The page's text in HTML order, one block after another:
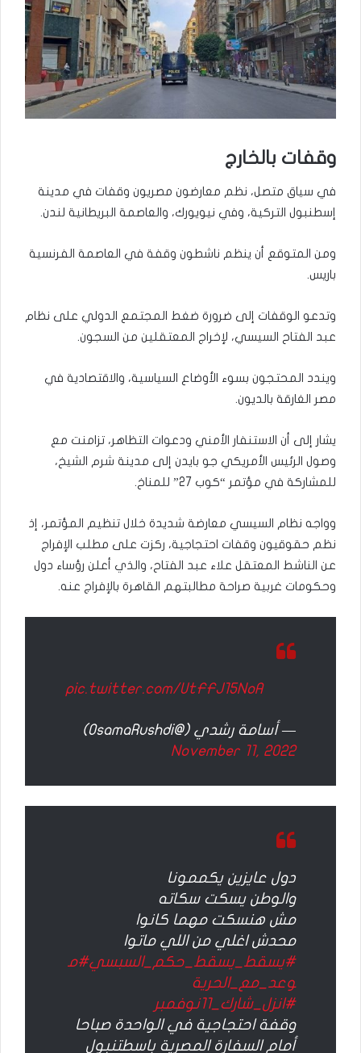
وقفات بالخارج
في سياق متصل، نظم معارضون مصريون وقفات في مدينة
إسطنبول التركية، وفي نيويورك، والعاصمة البريطانية لندن.
ومن المتوقع أن ينظم ناشطون وقفة في العاصمة الفرنسية
باريس.
وتدعو الوقفات إلى ضرورة ضغط المجتمع الدولي على نظام
عبد الفتاح السيسي، لإخراج المعتقلين من السجون.
ويندد المحتجون بسوء الأوضاع السياسية، والاقتصادية في
مصر الغارقة بالديون.
يشار إلى أن الاستنفار الأمني ودعوات التظاهر، تزامنت مع
وصول الرئيس الأمريكي جو بايدن إلى مدينة شرم الشيخ،
للمشاركة في مؤتمر “كوب 27” للمناخ.
وواجه نظام السيسي معارضة شديدة خلال تنظيم المؤتمر، إذ
نظم حقوقيون وقفات احتجاجية، ركزت على مطلب الإفراج
عن الناشط المعتقل علاء عبد الفتاح، والذي أعلن رؤساء دول
وحكومات غربية صراحة مطالبتهم القاهرة بالإفراج عنه.
pic.twitter.com/UtFFJ15NoA
— أسامة رشدي (@OsamaRushdi)
November 11, 2022
دول عايزين يكممونا
والوطن يسكت سكاته
مش هنسكت مهما كانوا
محدش اغلي من اللي ماتوا
#يسقط_يسقط_حكم_السبسي#م
وعد_مع_الحرية
#انزل_شارك_11نوفمبر
وقفة احتجاجية في الواحدة صباحا
أمام السفارة المصرية باسطتنبول